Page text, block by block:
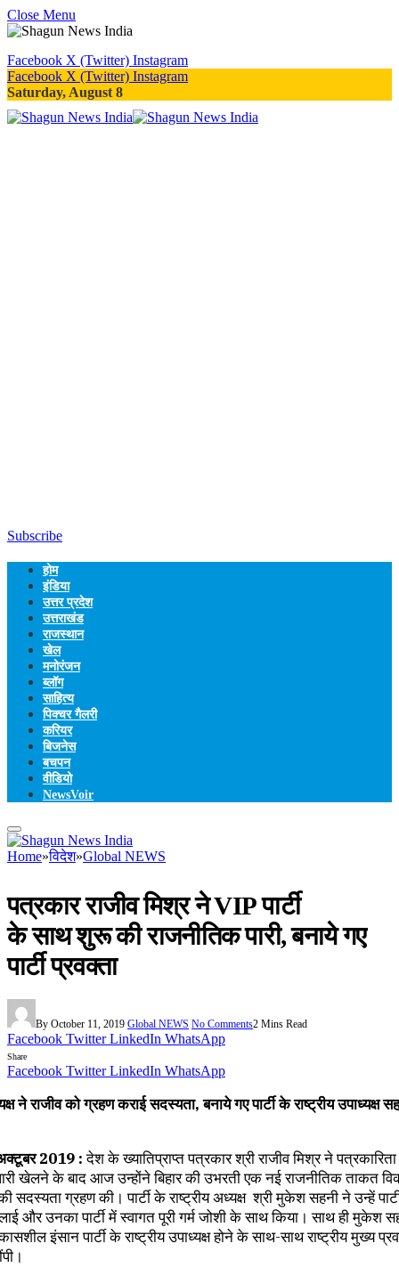
Close Menu
Facebook X (Twitter) Instagram
Facebook X (Twitter) Instagram
Saturday, August 8
Subscribe
होम
इंडिया
उत्तर प्रदेश
उत्तराखंड
राजस्थान
खेल
मनोरंजन
ब्लॉग
साहित्य
पिक्चर गैलरी
करियर
बिजनेस
बचपन
वीडियो
NewsVoir
Home»विदेश»Global NEWS
पत्रकार राजीव मिश्र ने VIP पार्टी
के साथ शुरू की राजनीतिक पारी, बनाये गए
पार्टी प्रवक्ता
By October 11, 2019 Global NEWS No Comments2 Mins Read
Facebook Twitter LinkedIn WhatsApp
Share
Facebook Twitter LinkedIn WhatsApp
ने राजीव को ग्रहण कराई सदस्यता, बनाये गए पार्टी के राष्ट्रीय उपाध्यक्ष
2019 :देश के ख्यातिप्राप्त पत्रकार श्री राजीव मिश्र ने
खेलने के बाद आज उन्होंने बिहार की उभरती एक नई राजनीतिक ताकत
की सदस्यता ग्रहण की। पार्टी के राष्‍ट्रीय अध्‍यक्ष श्री मुकेश सहनी ने उन्‍हें
और उनका पार्टी में स्वागत पूरी गर्म जोशी के साथ किया। साथ ही मुकेश
इंसान पार्टी के राष्ट्रीय उपाध्यक्ष होने के साथ-साथ राष्ट्रीय मुख्य